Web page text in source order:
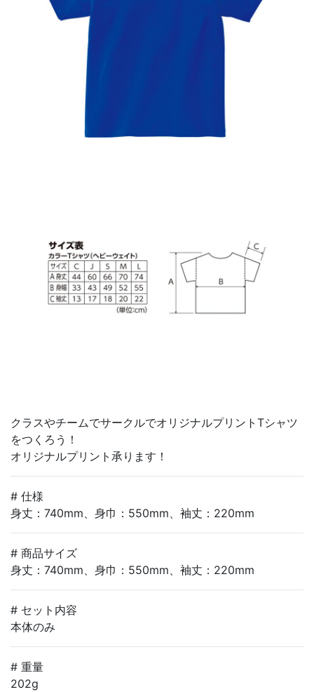
クラスやチームでサークルでオリジナルプリントTシャツ
をつくろう！
オリジナルプリント承ります！
# 仕様
身丈：740mm、身巾：550mm、袖丈：220mm
# 商品サイズ
身丈：740mm、身巾：550mm、袖丈：220mm
# セット内容
本体のみ
# 重量
202g